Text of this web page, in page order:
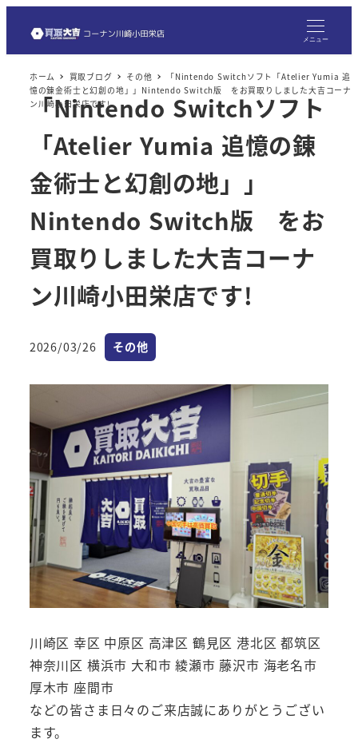
メニュー
ホーム 買取ブログ その他
「Nintendo Switchソフト「Atelier Yumia 追
憶の錬金術士と幻創の地」」Nintendo Switch版 をお買取りしました大吉コーナ
ン川崎小田栄店です!
「Nintendo Switchソフト
「Atelier Yumia 追憶の錬
金術士と幻創の地」」
Nintendo Switch版 をお
買取りしました大吉コーナ
ン川崎小田栄店です!
投稿日
2026/03/26 カテゴリー
その他
川崎区 幸区 中原区 高津区 鶴見区 港北区 都筑区
神奈川区 横浜市 大和市 綾瀬市 藤沢市 海老名市
厚木市 座間市
などの皆さま日々のご来店誠にありがとうござい
ます。